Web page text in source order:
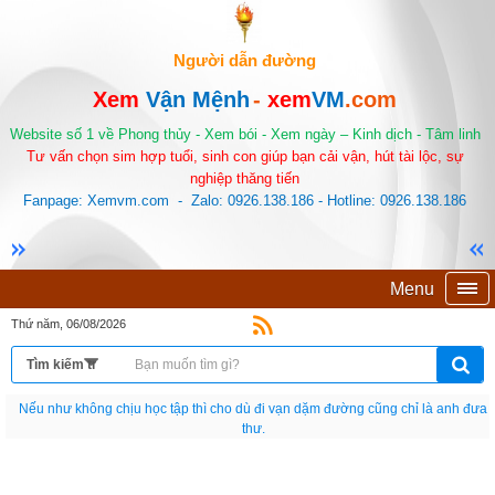
Người dẫn đường
Xem Vận Mệnh- xemVM.com
Website số 1 về Phong thủy - Xem bói - Xem ngày – Kinh dịch - Tâm linh
Tư vấn chọn sim hợp tuổi, sinh con giúp bạn cải vận, hút tài lộc, sự
nghiệp thăng tiến
Fanpage: Xemvm.com - Zalo: 0926.138.186 - Hotline: 0926.138.186
Menu
Thứ năm, 06/08/2026
Nếu như không chịu học tập thì cho dù đi vạn dặm đường cũng chỉ là anh đưa
thư.